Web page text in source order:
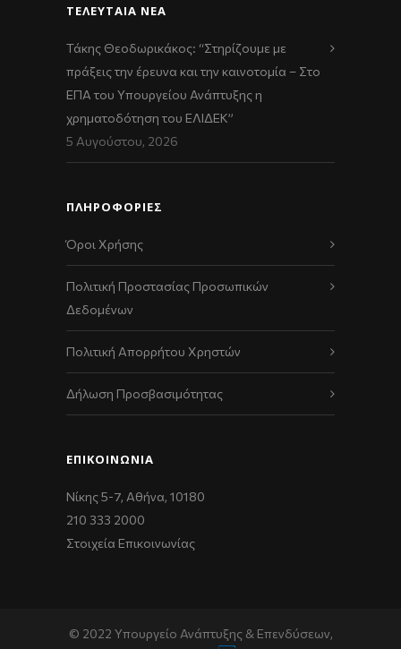
ΤΕΛΕΥΤΑΊΑ ΝΈΑ
Τάκης Θεοδωρικάκος: “Στηρίζουμε με
πράξεις την έρευνα και την καινοτομία – Στο
ΕΠΑ του Υπουργείου Ανάπτυξης η
χρηματοδότηση του ΕΛΙΔΕΚ”
5 Αυγούστου, 2026
ΠΛΗΡΟΦΟΡΙΕΣ
Όροι Χρήσης
Πολιτική Προστασίας Προσωπικών
Δεδομένων
Πολιτική Απορρήτου Χρηστών
Δήλωση Προσβασιμότητας
ΕΠΙΚΟΙΝΩΝΊΑ
Νίκης 5-7, Αθήνα, 10180
210 333 2000
Στοιχεία Επικοινωνίας
© 2022 Υπουργείο Ανάπτυξης & Επενδύσεων,